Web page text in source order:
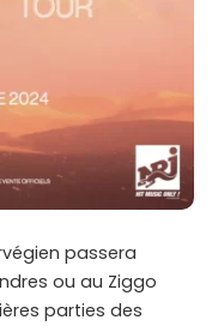
passera
ou au Ziggo
parties des